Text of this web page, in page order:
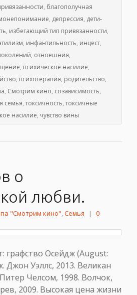
, благополучная
, депрессия, дети-
, избегающий тип привязанности,
, инфантильность, инцест,
, отноешния,
, психическое насилие,
, психотерапия, родительство,
, Смотрим кино, созависимость,
семья,токсичность,токсичные
насилие, чувство вины
о
любви.
"Смотрим кино",Семья | 0
графство Осейдж (August:
Джон Уэллс, 2013. Великан
Челсом, 1998. Волчок,
2009. Высокая цена жизни